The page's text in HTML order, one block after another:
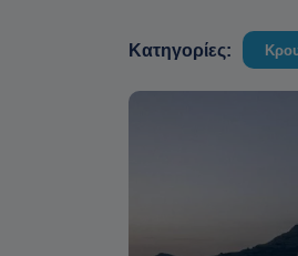
Κατηγορίες: